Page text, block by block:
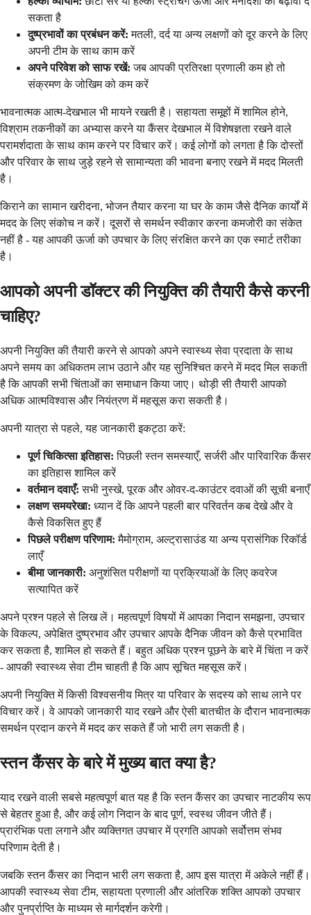
सकता है
दुष्प्रभावों का प्रबंधन करें: मतली, दर्द या अन्य लक्षणों को दूर करने के लिए
अपनी टीम के साथ काम करें
अपने परिवेश को साफ रखें: जब आपकी प्रतिरक्षा प्रणाली कम हो तो
संक्रमण के जोखिम को कम करें
भावनात्मक आत्म-देखभाल भी मायने रखती है। सहायता समूहों में शामिल होने,
विश्राम तकनीकों का अभ्यास करने या कैंसर देखभाल में विशेषज्ञता रखने वाले
परामर्शदाता के साथ काम करने पर विचार करें। कई लोगों को लगता है कि दोस्तों
और परिवार के साथ जुड़े रहने से सामान्यता की भावना बनाए रखने में मदद मिलती
है।
किराने का सामान खरीदना, भोजन तैयार करना या घर के काम जैसे दैनिक कार्यों में
मदद के लिए संकोच न करें। दूसरों से समर्थन स्वीकार करना कमजोरी का संकेत
नहीं है - यह आपकी ऊर्जा को उपचार के लिए संरक्षित करने का एक स्मार्ट तरीका
है।
आपको अपनी डॉक्टर की नियुक्ति की तैयारी कैसे करनी
चाहिए?
अपनी नियुक्ति की तैयारी करने से आपको अपने स्वास्थ्य सेवा प्रदाता के साथ
अपने समय का अधिकतम लाभ उठाने और यह सुनिश्चित करने में मदद मिल सकती
है कि आपकी सभी चिंताओं का समाधान किया जाए। थोड़ी सी तैयारी आपको
अधिक आत्मविश्वास और नियंत्रण में महसूस करा सकती है।
अपनी यात्रा से पहले, यह जानकारी इकट्ठा करें:
पूर्ण चिकित्सा इतिहास: पिछली स्तन समस्याएँ, सर्जरी और पारिवारिक कैंसर
का इतिहास शामिल करें
वर्तमान दवाएँ: सभी नुस्खे, पूरक और ओवर-द-काउंटर दवाओं की सूची बनाएँ
लक्षण समयरेखा: ध्यान दें कि आपने पहली बार परिवर्तन कब देखे और वे
कैसे विकसित हुए हैं
पिछले परीक्षण परिणाम: मैमोग्राम, अल्ट्रासाउंड या अन्य प्रासंगिक रिकॉर्ड
लाएँ
बीमा जानकारी: अनुशंसित परीक्षणों या प्रक्रियाओं के लिए कवरेज
सत्यापित करें
अपने प्रश्न पहले से लिख लें। महत्वपूर्ण विषयों में आपका निदान समझना, उपचार
के विकल्प, अपेक्षित दुष्प्रभाव और उपचार आपके दैनिक जीवन को कैसे प्रभावित
कर सकता है, शामिल हो सकते हैं। बहुत अधिक प्रश्न पूछने के बारे में चिंता न करें
- आपकी स्वास्थ्य सेवा टीम चाहती है कि आप सूचित महसूस करें।
अपनी नियुक्ति में किसी विश्वसनीय मित्र या परिवार के सदस्य को साथ लाने पर
विचार करें। वे आपको जानकारी याद रखने और ऐसी बातचीत के दौरान भावनात्मक
समर्थन प्रदान करने में मदद कर सकते हैं जो भारी लग सकती है।
स्तन कैंसर के बारे में मुख्य बात क्या है?
याद रखने वाली सबसे महत्वपूर्ण बात यह है कि स्तन कैंसर का उपचार नाटकीय रूप
से बेहतर हुआ है, और कई लोग निदान के बाद पूर्ण, स्वस्थ जीवन जीते हैं।
प्रारंभिक पता लगाने और व्यक्तिगत उपचार में प्रगति आपको सर्वोत्तम संभव
परिणाम देती है।
जबकि स्तन कैंसर का निदान भारी लग सकता है, आप इस यात्रा में अकेले नहीं हैं।
आपकी स्वास्थ्य सेवा टीम, सहायता प्रणाली और आंतरिक शक्ति आपको उपचार
और पुनर्प्राप्ति के माध्यम से मार्गदर्शन करेगी।